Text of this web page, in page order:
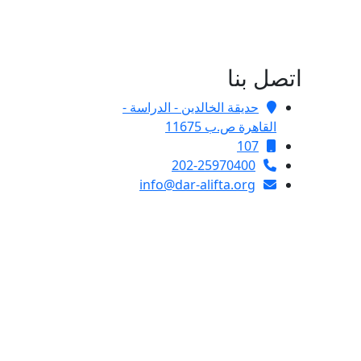
اتصل بنا
حديقة الخالدين - الدراسة -
القاهرة ص.ب 11675
107
202-25970400
info@dar-alifta.org